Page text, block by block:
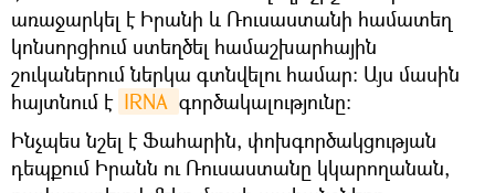
առաջարկել է Իրանի և Ռուսաստանի համատեղ
կոնսորցիում ստեղծել համաշխարհային
շուկաներում ներկա գտնվելու համար։ Այս մասին
հայտնում է IRNA գործակալությունը։
Ինչպես նշել է Ֆահարին, փոխգործակցության
դեպքում Իրանն ու Ռուսաստանը կկարողանան,